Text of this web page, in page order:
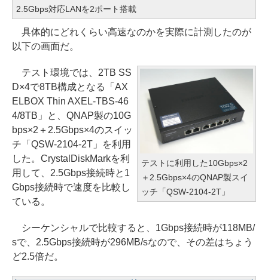
2.5Gbps対応LANを2ポート搭載
具体的にどれくらい高速なのかを実際に計測したのが
以下の画面だ。
テストに利用した10Gbps×2
＋2.5Gbps×4のQNAP製スイ
ッチ「QSW-2104-2T」
テスト環境では、2TB SS
D×4で8TB構成となる「AX
ELBOX Thin AXEL-TBS-46
4/8TB」と、QNAP製の10G
bps×2＋2.5Gbps×4のスイッ
チ「QSW-2104-2T」を利用
した。CrystalDiskMarkを利
用して、2.5Gbps接続時と1
Gbps接続時で速度を比較し
ている。
シーケンシャルで比較すると、1Gbps接続時が118MB/
sで、2.5Gbps接続時が296MB/sなので、その差はちょう
ど2.5倍だ。